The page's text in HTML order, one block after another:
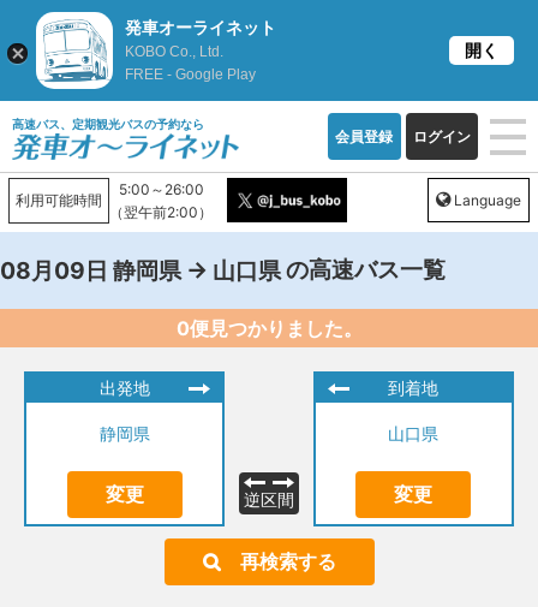
高速バス、定期観光バスの予約なら
会員登録 ログイン
利用可能時間
5:00～26:00
（翌午前2:00）
Language
08月09日 静岡県 → 山口県の高速バス一覧
0便見つかりました。
出発地
静岡県
変更 逆区間
到着地
山口県
変更
再検索する
発車オーライネット
KOBO Co., Ltd.
FREE - Google Play
開く